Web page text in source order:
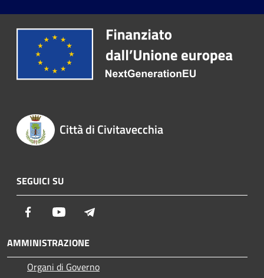
Città di Civitavecchia
SEGUICI SU
Facebook Youtube
AMMINISTRAZIONE
Organi di Governo